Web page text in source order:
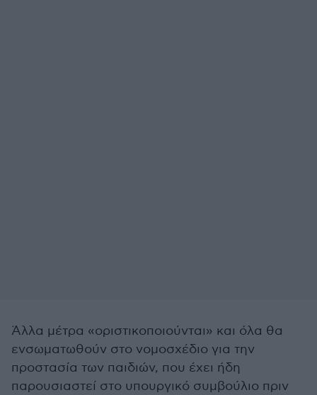
Άλλα μέτρα «οριστικοποιούνται» και όλα θα
ενσωματωθούν στο νομοσχέδιο για την
προστασία των παιδιών, που έχει ήδη
παρουσιαστεί στο υπουργικό συμβούλιο πριν